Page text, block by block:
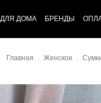
ДЛЯ ДОМА БРЕНДЫ
Главная Женское